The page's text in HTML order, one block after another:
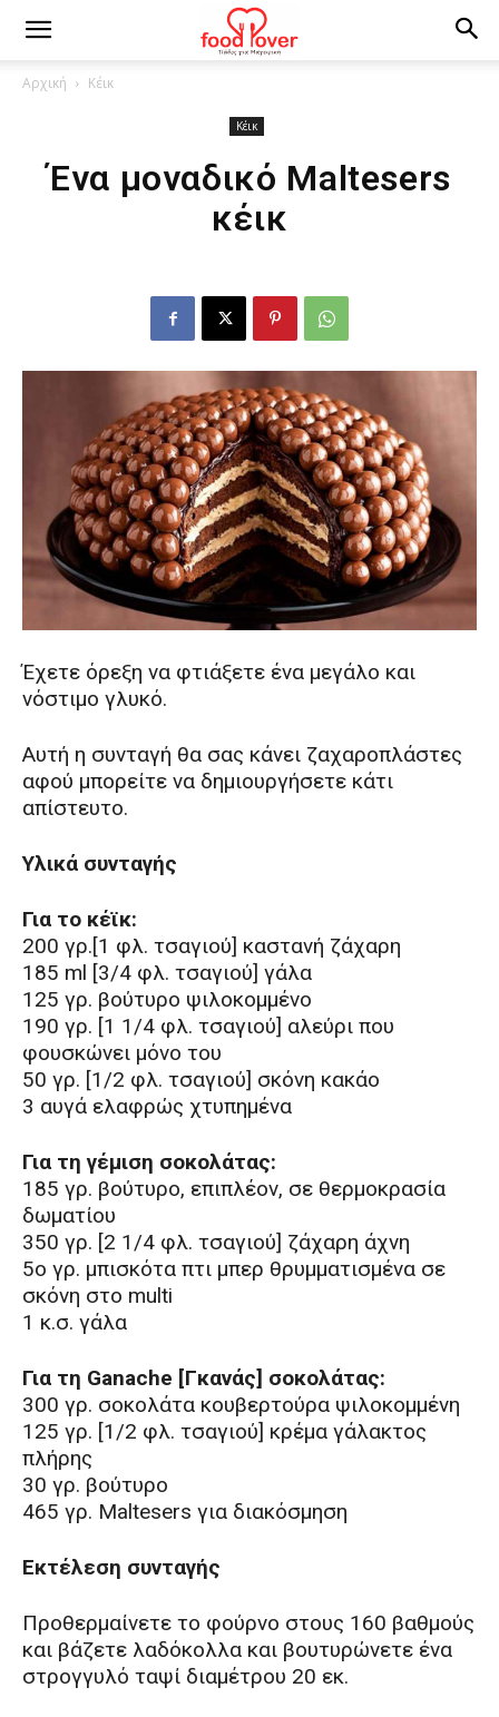
Αρχική Κέικ
Κέικ
Ένα μοναδικό Maltesers
κέικ
Έχετε όρεξη να φτιάξετε ένα μεγάλο και
νόστιμο γλυκό.
Αυτή η συνταγή θα σας κάνει ζαχαροπλάστες
αφού μπορείτε να δημιουργήσετε κάτι
απίστευτο.
Υλικά συνταγής
Για το κέϊκ:
200 γρ.[1 φλ. τσαγιού] καστανή ζάχαρη
185 ml [3/4 φλ. τσαγιού] γάλα
125 γρ. βούτυρο ψιλοκομμένο
190 γρ. [1 1/4 φλ. τσαγιού] αλεύρι που
φουσκώνει μόνο του
50 γρ. [1/2 φλ. τσαγιού] σκόνη κακάο
3 αυγά ελαφρώς χτυπημένα
Για τη γέμιση σοκολάτας:
185 γρ. βούτυρο, επιπλέον, σε θερμοκρασία
δωματίου
350 γρ. [2 1/4 φλ. τσαγιού] ζάχαρη άχνη
5ο γρ. μπισκότα πτι μπερ θρυμματισμένα σε
σκόνη στο multi
1 κ.σ. γάλα
Για τη Ganache [Γκανάς] σοκολάτας:
300 γρ. σοκολάτα κουβερτούρα ψιλοκομμένη
125 γρ. [1/2 φλ. τσαγιού] κρέμα γάλακτος
πλήρης
30 γρ. βούτυρο
465 γρ. Maltesers για διακόσμηση
Εκτέλεση συνταγής
Προθερμαίνετε το φούρνο στους 160 βαθμούς
και βάζετε λαδόκολλα και βουτυρώνετε ένα
στρογγυλό ταψί διαμέτρου 20 εκ.